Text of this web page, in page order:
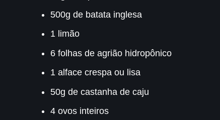
500g de batata inglesa
1 limão
6 folhas de agrião hidropônico
1 alface crespa ou lisa
50g de castanha de caju
4 ovos inteiros